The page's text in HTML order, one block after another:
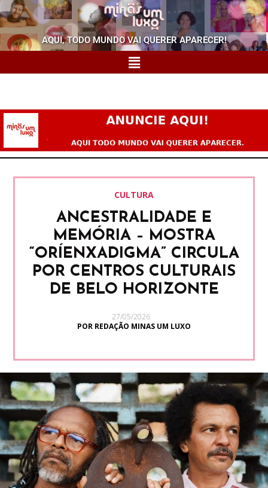
AQUI, TODO MUNDO VAI QUERER APARECER!
CULTURA
ANCESTRALIDADE E
MEMÓRIA – MOSTRA
“ORÍENXADIGMA” CIRCULA
POR CENTROS CULTURAIS
DE BELO HORIZONTE
27/05/2026
POR REDAÇÃO MINAS UM LUXO